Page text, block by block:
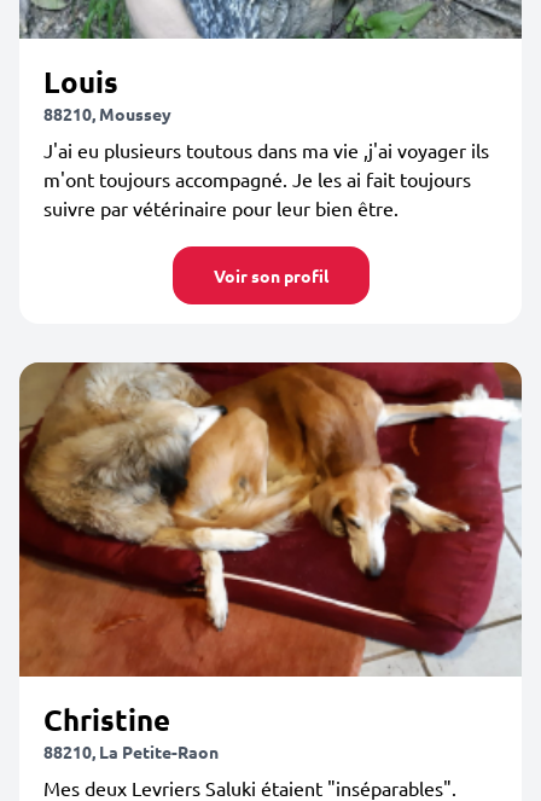
Louis
88210, Moussey
J'ai eu plusieurs toutous dans ma vie ,j'ai voyager ils
m'ont toujours accompagné. Je les ai fait toujours
suivre par vétérinaire pour leur bien être.
Voir son profil
Christine
88210, La Petite-Raon
Mes deux Levriers Saluki étaient "inséparables".